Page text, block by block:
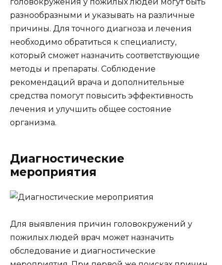
разнообразными и указывать на различные
причины. Для точного диагноза и лечения
необходимо обратиться к специалисту,
который сможет назначить соответствующие
методы и препараты. Соблюдение
рекомендаций врача и дополнительные
средства помогут повысить эффективность
лечения и улучшить общее состояние
организма.
Диагностические
мероприятия
Для выявления причин головокружений у
пожилых людей врач может назначить
обследование и диагностические